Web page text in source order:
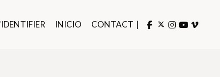
INICIO CONTACT |